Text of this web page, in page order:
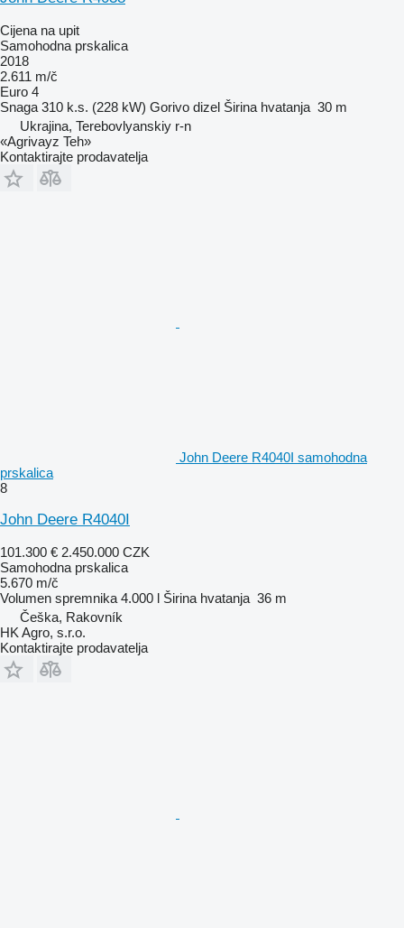
Cijena na upit
Samohodna prskalica
2018
2.611 m/č
Euro 4
Snaga 310 k.s. (228 kW) Gorivo dizel Širina hvatanja 30 m
Ukrajina, Terebovlyanskiy r-n
«Agrivayz Teh»
Kontaktirajte prodavatelja
John Deere R4040I samohodna
prskalica
8
John Deere R4040I
101.300 € 2.450.000 CZK
Samohodna prskalica
5.670 m/č
Volumen spremnika 4.000 l Širina hvatanja 36 m
Češka, Rakovník
HK Agro, s.r.o.
Kontaktirajte prodavatelja